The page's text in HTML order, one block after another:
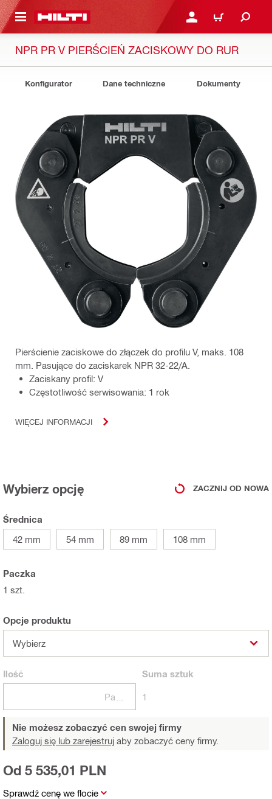
GŁÓWNEJ ZALOGUJ SIĘ LUB
KOSZYK
NPR PR V PIERŚCIEŃ ZACISKOWY DO RUR
Konfigurator Dane techniczne Dokumenty
Pierścienie zaciskowe do złączek do profilu V, maks. 108
mm. Pasujące do zaciskarek NPR 32-22/A.
Zaciskany profil: V
Częstotliwość serwisowania: 1 rok
WIĘCEJ INFORMACJI
Wybierz opcję ZACZNIJ OD NOWA
Średnica
42 mm
54 mm 89 mm 108 mm
Paczka
1 szt.
Opcje produktu
Wybierz
Ilość Suma sztuk
1
Nie możesz zobaczyć cen swojej firmy
Zaloguj się lub zarejestruj aby zobaczyć ceny firmy.
Sprawdź cenę we flocie
Od 5 535,01 PLN